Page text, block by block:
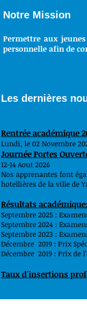
Notre Mission
Permettre aux
personnelle afin de
Les dernières
Rentrée académique
Lundi, le 02 Novembre
Journée Portes
12-14 Aout 2026
Nos apprenantes font
hotellières de la ville de
Résultats académique:
Septembre 2025 :
Septembre 2024 :
Septembre 2023 :
Décembre 2019 : Prix
Décembre 2019 : Prix de
Taux d'insertions